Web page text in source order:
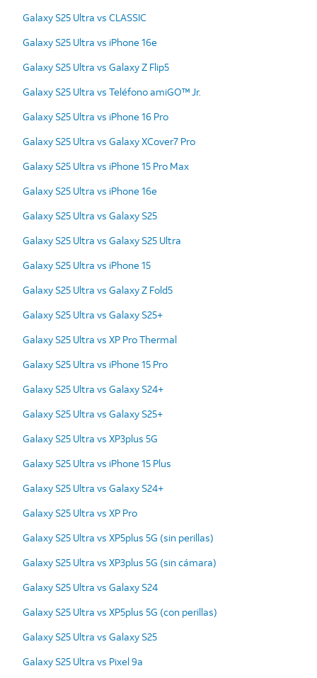
Galaxy S25 Ultra vs CLASSIC
Galaxy S25 Ultra vs iPhone 16e
Galaxy S25 Ultra vs Galaxy Z Flip5
Galaxy S25 Ultra vs Teléfono amiGO™ Jr.
Galaxy S25 Ultra vs iPhone 16 Pro
Galaxy S25 Ultra vs Galaxy XCover7 Pro
Galaxy S25 Ultra vs iPhone 15 Pro Max
Galaxy S25 Ultra vs iPhone 16e
Galaxy S25 Ultra vs Galaxy S25
Galaxy S25 Ultra vs Galaxy S25 Ultra
Galaxy S25 Ultra vs iPhone 15
Galaxy S25 Ultra vs Galaxy Z Fold5
Galaxy S25 Ultra vs Galaxy S25+
Galaxy S25 Ultra vs XP Pro Thermal
Galaxy S25 Ultra vs iPhone 15 Pro
Galaxy S25 Ultra vs Galaxy S24+
Galaxy S25 Ultra vs Galaxy S25+
Galaxy S25 Ultra vs XP3plus 5G
Galaxy S25 Ultra vs iPhone 15 Plus
Galaxy S25 Ultra vs Galaxy S24+
Galaxy S25 Ultra vs XP Pro
Galaxy S25 Ultra vs XP5plus 5G (sin perillas)
Galaxy S25 Ultra vs XP3plus 5G (sin cámara)
Galaxy S25 Ultra vs Galaxy S24
Galaxy S25 Ultra vs XP5plus 5G (con perillas)
Galaxy S25 Ultra vs Galaxy S25
Galaxy S25 Ultra vs Pixel 9a